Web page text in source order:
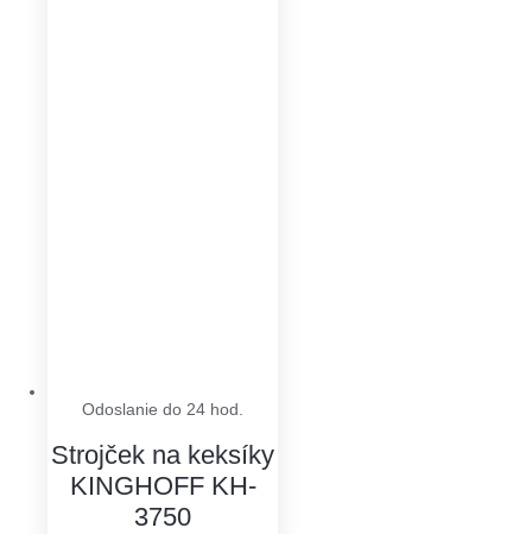
Odoslanie do 24 hod.
Strojček na keksíky
KINGHOFF KH-
3750